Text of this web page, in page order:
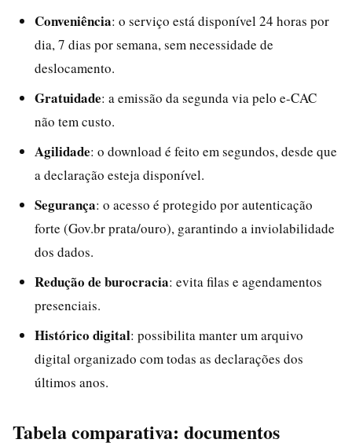
Conveniência: o serviço está disponível 24 horas por
dia, 7 dias por semana, sem necessidade de
deslocamento.
Gratuidade: a emissão da segunda via pelo e-CAC
não tem custo.
Agilidade: o download é feito em segundos, desde que
a declaração esteja disponível.
Segurança: o acesso é protegido por autenticação
forte (Gov.br prata/ouro), garantindo a inviolabilidade
dos dados.
Redução de burocracia: evita filas e agendamentos
presenciais.
Histórico digital: possibilita manter um arquivo
digital organizado com todas as declarações dos
últimos anos.
Tabela comparativa: documentos